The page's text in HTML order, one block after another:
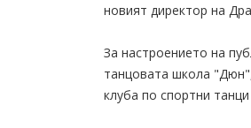
новият директор на
За настроението на
танцовата школа
клуба по спортни